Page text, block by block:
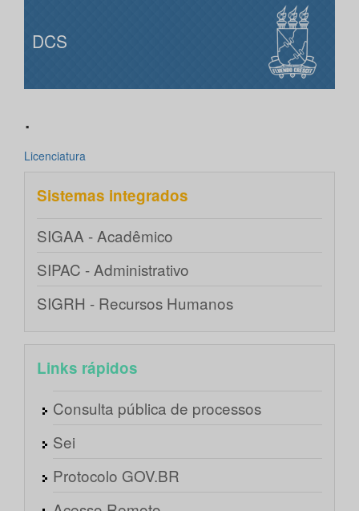
DCS
.
Licenciatura
Sistemas integrados
SIGAA - Acadêmico
SIPAC - Administrativo
SIGRH - Recursos Humanos
Links rápidos
Consulta pública de processos
Sei
Protocolo GOV.BR